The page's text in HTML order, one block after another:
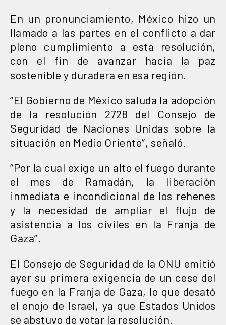
En un pronunciamiento, México hizo un
llamado a las partes en el conflicto a dar
pleno cumplimiento a esta resolución,
con el fin de avanzar hacia la paz
sostenible y duradera en esa región.
“El Gobierno de México saluda la adopción
de la resolución 2728 del Consejo de
Seguridad de Naciones Unidas sobre la
situación en Medio Oriente”, señaló.
“Por la cual exige un alto el fuego durante
el mes de Ramadán, la liberación
inmediata e incondicional de los rehenes
y la necesidad de ampliar el flujo de
asistencia a los civiles en la Franja de
Gaza”.
El Consejo de Seguridad de la ONU emitió
ayer su primera exigencia de un cese del
fuego en la Franja de Gaza, lo que desató
el enojo de Israel, ya que Estados Unidos
se abstuvo de votar la resolución.